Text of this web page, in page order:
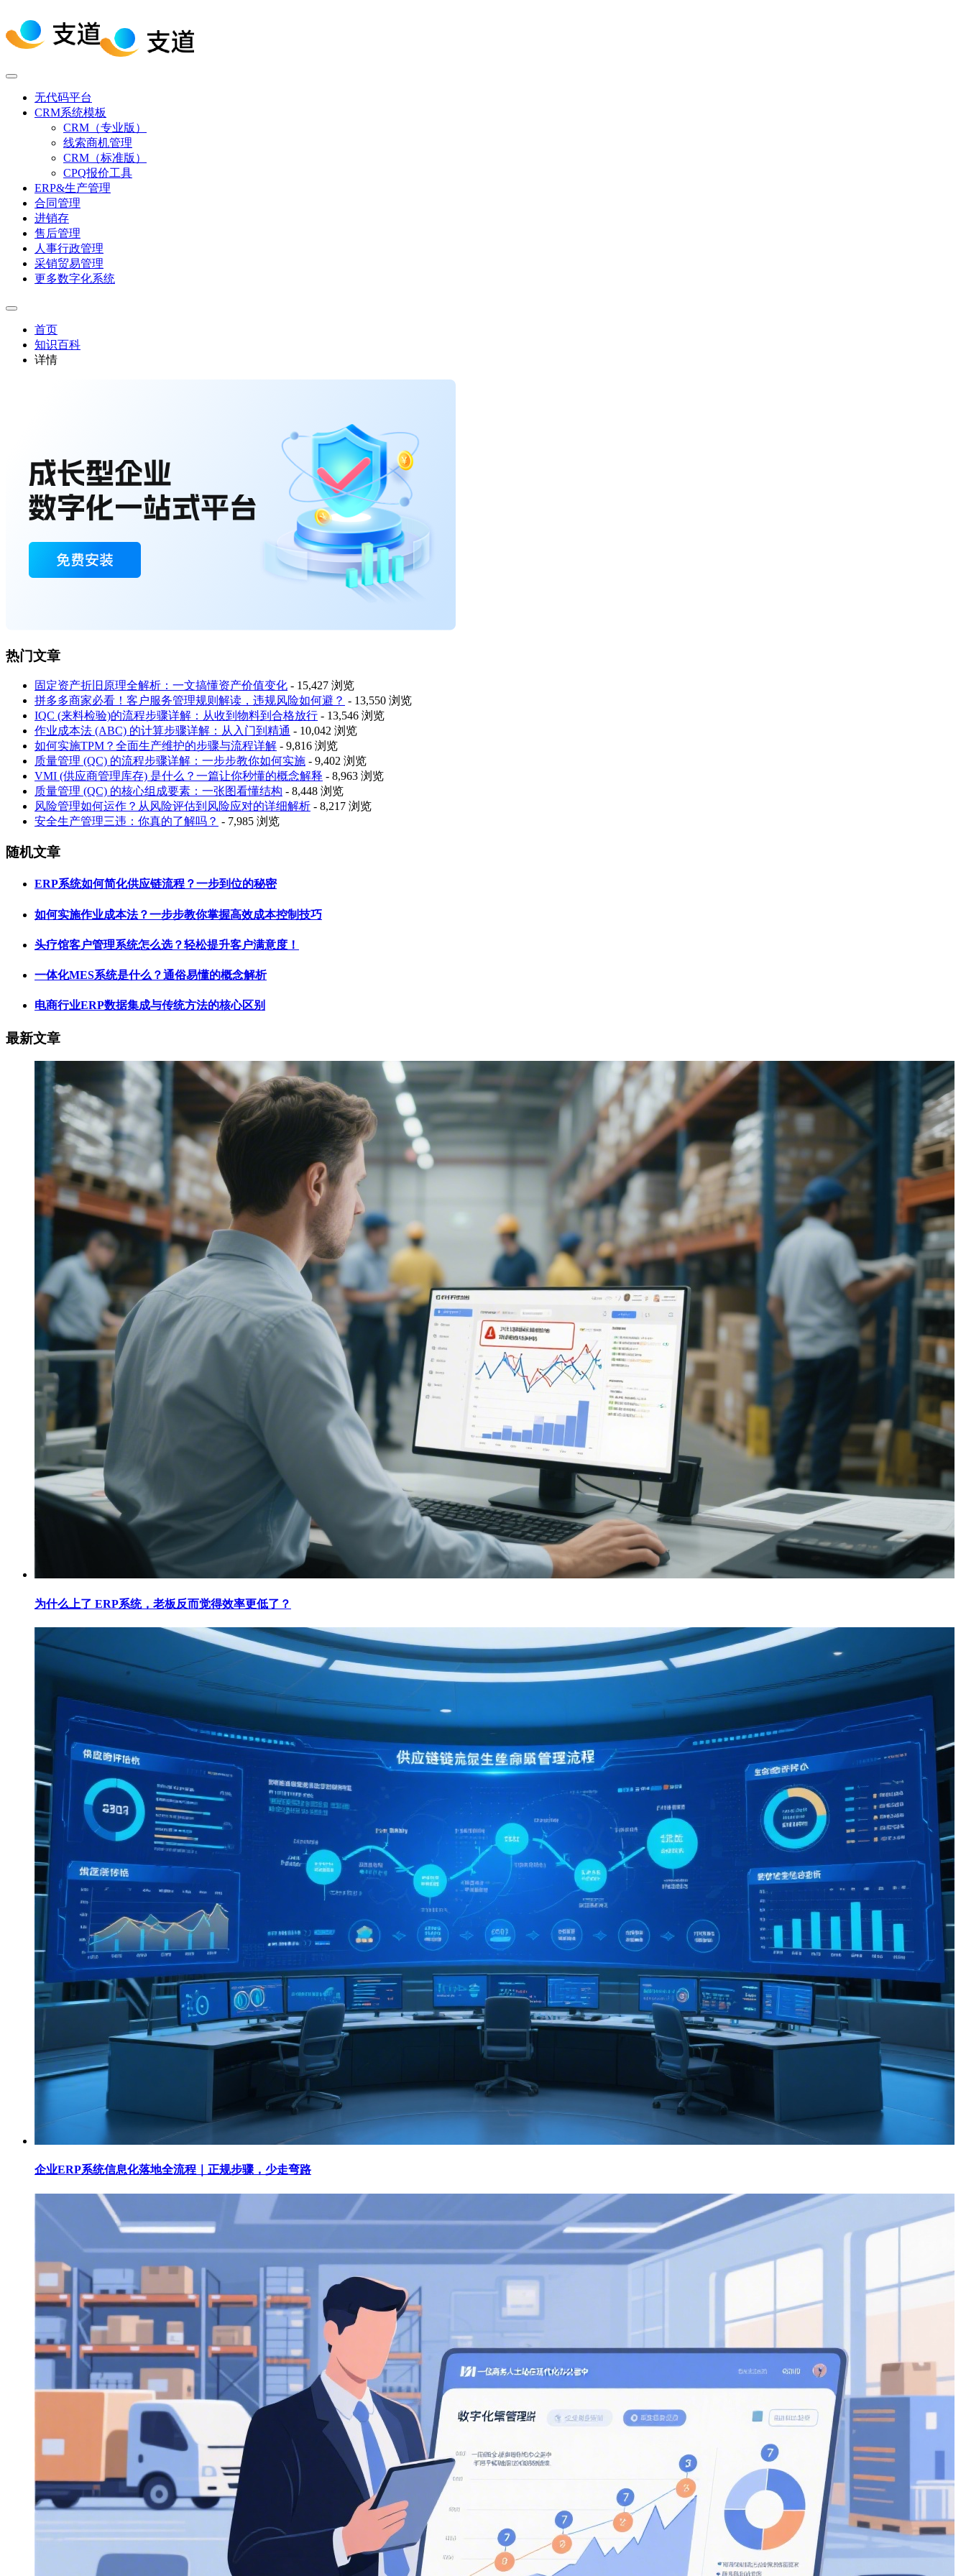
无代码平台
CRM系统模板
CRM（专业版）
线索商机管理
CRM（标准版）
CPQ报价工具
ERP&生产管理
合同管理
进销存
售后管理
人事行政管理
采销贸易管理
更多数字化系统
首页
知识百科
详情
热门文章
固定资产折旧原理全解析：一文搞懂资产价值变化 - 15,427 浏览
拼多多商家必看！客户服务管理规则解读，违规风险如何避？ - 13,550 浏览
IQC (来料检验)的流程步骤详解：从收到物料到合格放行 - 13,546 浏览
作业成本法 (ABC) 的计算步骤详解：从入门到精通 - 10,042 浏览
如何实施TPM？全面生产维护的步骤与流程详解 - 9,816 浏览
质量管理 (QC) 的流程步骤详解：一步步教你如何实施 - 9,402 浏览
VMI (供应商管理库存) 是什么？一篇让你秒懂的概念解释 - 8,963 浏览
质量管理 (QC) 的核心组成要素：一张图看懂结构 - 8,448 浏览
风险管理如何运作？从风险评估到风险应对的详细解析 - 8,217 浏览
安全生产管理三违：你真的了解吗？ - 7,985 浏览
随机文章
ERP系统如何简化供应链流程？一步到位的秘密
如何实施作业成本法？一步步教你掌握高效成本控制技巧
头疗馆客户管理系统怎么选？轻松提升客户满意度！
一体化MES系统是什么？通俗易懂的概念解析
电商行业ERP数据集成与传统方法的核心区别
最新文章
为什么上了 ERP系统，老板反而觉得效率更低了？
企业ERP系统信息化落地全流程｜正规步骤，少走弯路